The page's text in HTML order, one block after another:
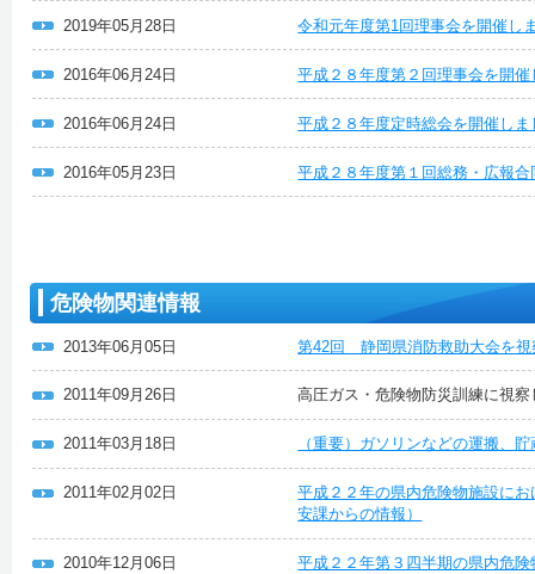
2019年05月28日 令和元年度第1回理事会を開催し
2016年06月24日 平成２８年度第２回理事会を開催
2016年06月24日 平成２８年度定時総会を開催しま
2016年05月23日 平成２８年度第１回総務・広報
危険物関連情報
2013年06月05日 第42回 静岡県消防救助大会を視
2011年09月26日 高圧ガス・危険物防災訓練に視察
2011年03月18日 （重要）ガソリンなどの運搬、
2011年02月02日
平成２２年の県内危険物施設に
安課からの情報）
2010年12月06日
平成２２年第３四半期の県内危